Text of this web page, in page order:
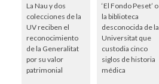
La Nau y dos
colecciones de la
UV reciben el
reconocimiento
de la Generalitat
por su valor
patrimonial
‘El Fondo Peset’ o
la biblioteca
desconocida de la
Universitat que
custodia cinco
siglos de historia
médica